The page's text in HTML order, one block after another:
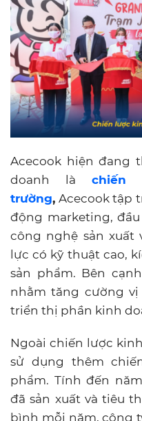
Acecook hiện đang
doanh là chiến
trường, Acecook tập
động marketing,
công nghệ sản xuất
lực có kỹ thuật cao,
sản phẩm. Bên
nhằm tăng cường
triển thị phần kinh
Ngoài chiến lược
sử dụng thêm
phẩm. Tính đến
đã sản xuất và tiêu
bình mỗi năm, công